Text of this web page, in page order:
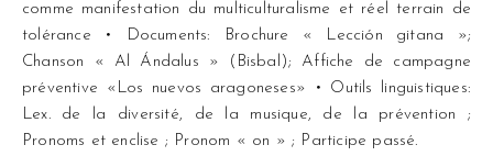
comme manifestation du multiculturalisme et réel terrain de
tolérance • Documents: Brochure « Lección gitana »;
Chanson « Al Ándalus » (Bisbal); Affiche de campagne
préventive «Los nuevos aragoneses» • Outils linguistiques:
Lex. de la diversité, de la musique, de la prévention ;
Pronoms et enclise ; Pronom « on » ; Participe passé.